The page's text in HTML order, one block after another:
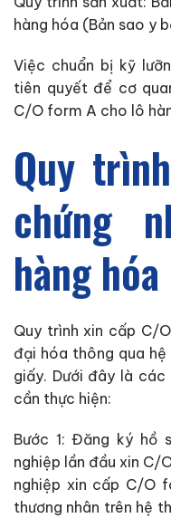
hàng hóa (Bản sao y
Việc chuẩn bị kỹ
tiên quyết để cơ
C/O form A cho lô
Quy
chứng
hàng
Quy trình xin cấp C/
đại hóa thông qua
giấy. Dưới đây là
cần thực hiện:
Bước 1: Đăng ký hồ
nghiệp lần đầu xin C/
nghiệp xin cấp C/O
thương nhân trên hệ